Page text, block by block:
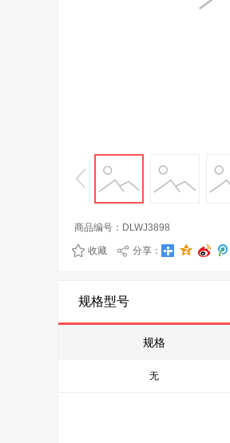
商品编号： DLWJ3898
收藏 分享：
规格型号
规格
无